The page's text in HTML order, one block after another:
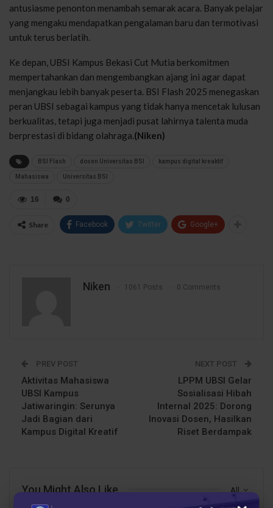
antusiasme penonton menambah semarak acara. Banyak pelajar
yang mengaku mendapatkan pengalaman baru dan termotivasi
untuk terus berlatih.
Ke depan, UBSI Kampus Bekasi Cut Mutia berkomitmen
mempertahankan dan mengembangkan ajang ini agar dapat
menjangkau lebih banyak peserta. BSI Flash 2025 menegaskan
peran UBSI sebagai kampus yang tidak hanya mencetak lulusan
berkualitas, tetapi juga menjadi pusat lahirnya talenta muda
berprestasi di bidang olahraga.(Niken)
BSI Flash dosen Universitas BSI kampus digital kreaktif
Mahasiswa Universitas BSI
0
16
Share Facebook Twitter Google+
Niken 1061 Posts 0 Comments
PREV POST
Aktivitas Mahasiswa
UBSI Kampus
Jatiwaringin: Serunya
Jadi Bagian dari
Kampus Digital Kreatif
NEXT POST
LPPM UBSI Gelar
Sosialisasi Hibah
Internal 2025: Dorong
Inovasi Dosen, Hasilkan
Riset Berdampak
All
You Might Also Like